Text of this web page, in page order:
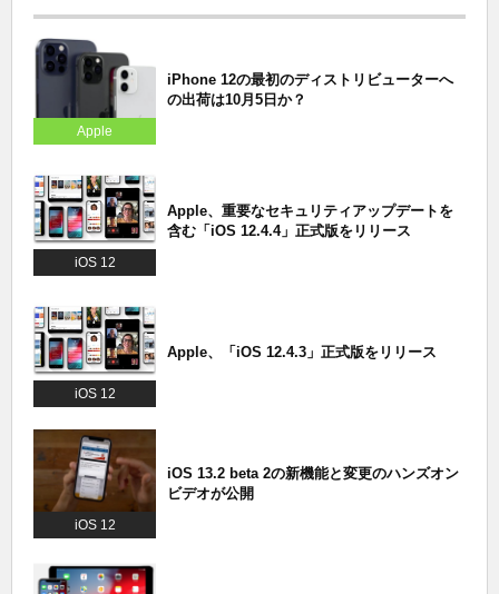
Apple
iPhone 12の最初のディストリビューターへ
の出荷は10月5日か？
iOS 12
Apple、重要なセキュリティアップデートを
含む「iOS 12.4.4」正式版をリリース
iOS 12
Apple、「iOS 12.4.3」正式版をリリース
iOS 12
iOS 13.2 beta 2の新機能と変更のハンズオン
ビデオが公開